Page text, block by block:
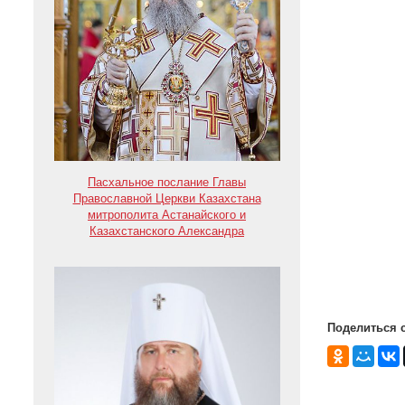
Пасхальное послание Главы
Православной Церкви Казахстана
митрополита Астанайского и
Казахстанского Александра
Поделиться